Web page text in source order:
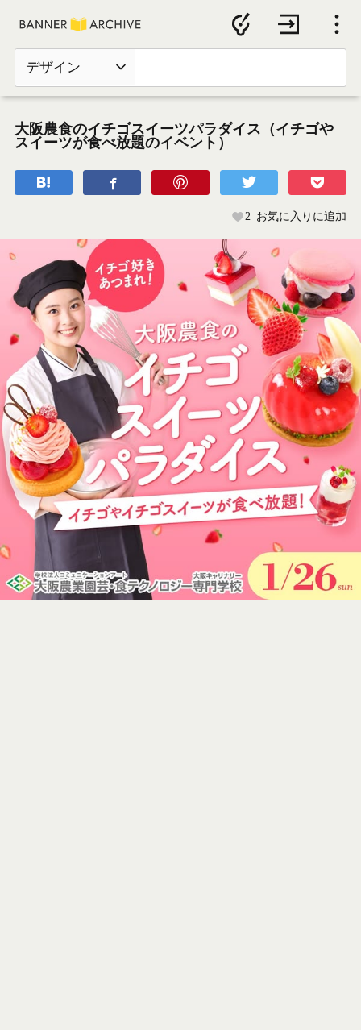
デザイン
大阪農食のイチゴスイーツパラダイス（イチゴや
スイーツが食べ放題のイベント）
2 お気に入りに追加